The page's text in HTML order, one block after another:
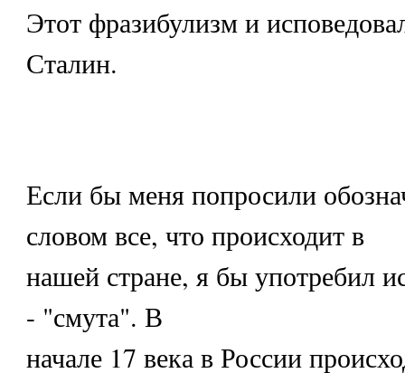
Этот фразибулизм и
Сталин.
Если бы меня попросили
словом все, что происходит в
нашей стране, я бы употребил
- "смута". В
начале 17 века в России